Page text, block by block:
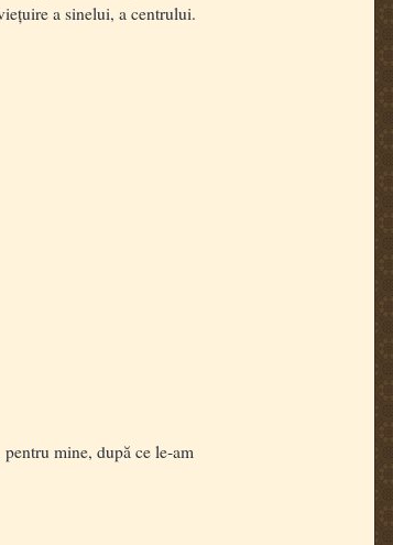
a sinelui, a centrului.
mine, după ce le-am